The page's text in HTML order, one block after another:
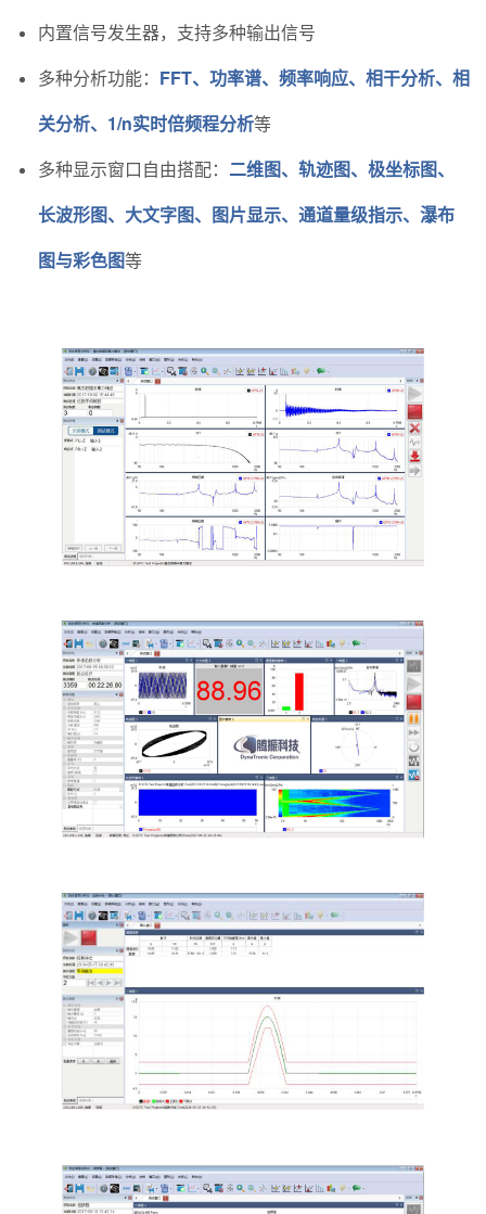
内置信号发生器，支持多种输出信号
多种分析功能： FFT、功率谱、频率响应、相干分析、相
关分析、1/n实时倍频程分析等
多种显示窗口自由搭配： 二维图、轨迹图、极坐标图、
长波形图、大文字图、图片显示、通道量级指示、瀑布
图与彩色图等